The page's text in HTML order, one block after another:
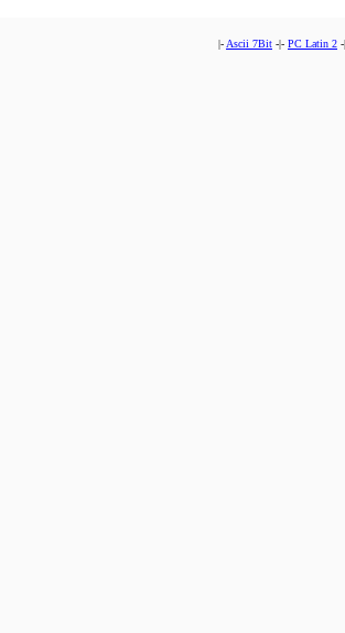
|- Ascii 7Bit -|- PC Latin 2